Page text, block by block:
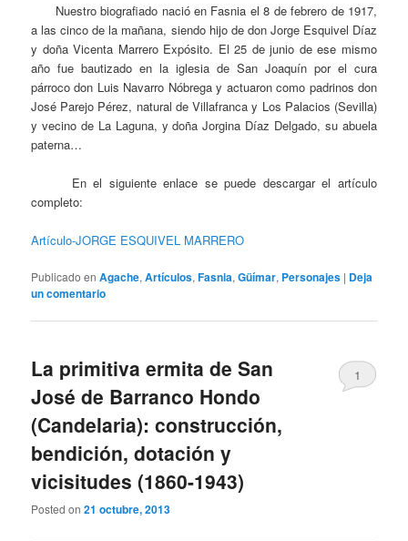
Nuestro biografiado nació en Fasnia el 8 de febrero de 1917,
a las cinco de la mañana, siendo hijo de don Jorge Esquivel Díaz
y doña Vicenta Marrero Expósito. El 25 de junio de ese mismo
año fue bautizado en la iglesia de San Joaquín por el cura
párroco don Luis Navarro Nóbrega y actuaron como padrinos don
José Parejo Pérez, natural de Villafranca y Los Palacios (Sevilla)
y vecino de La Laguna, y doña Jorgina Díaz Delgado, su abuela
paterna…
En el siguiente enlace se puede descargar el artículo
completo:
Artículo-JORGE ESQUIVEL MARRERO
Publicado en Agache,Artículos,Fasnia,Güímar, Personajes | Deja
un comentario
La primitiva ermita de San
José de Barranco Hondo
(Candelaria): construcción,
bendición, dotación y
vicisitudes (1860-1943)
Posted on21 octubre, 2013
1